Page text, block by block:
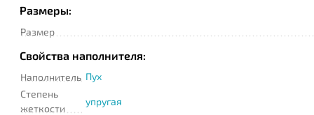
Размеры:
Размер
Свойства наполнителя:
Наполнитель Пух
Степень
жеткости
упругая